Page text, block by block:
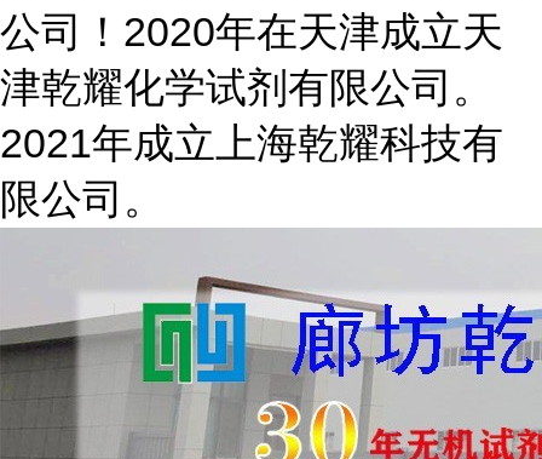
公司！2020年在天津成立天
津乾耀化学试剂有限公司。
2021年成立上海乾耀科技有
限公司。